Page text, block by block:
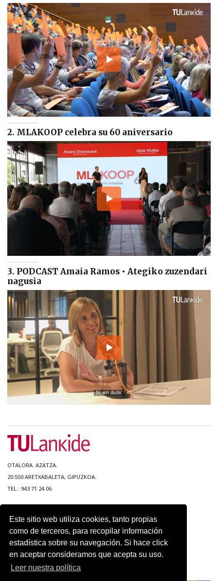
Este sitio web utiliza cookies, tanto propias
como de terceros, para recopilar información
estadística sobre su navegación. Si hace click
en aceptar consideramos que acepta su uso.
Leer nuestra política
2. MLAKOOP celebra su 60 aniversario
3. PODCAST Amaia Ramos • Ategiko zuzendari
nagusia
OTALORA. AZATZA.
20.550 ARETXABALETA, GIPUZKOA.
TEL.: 943 71 24 06
ACCESIBILIDAD
CONTACTO
AVISO LEGAL
POLITICA DE PRIVACIDAD
USO DE COOKIES